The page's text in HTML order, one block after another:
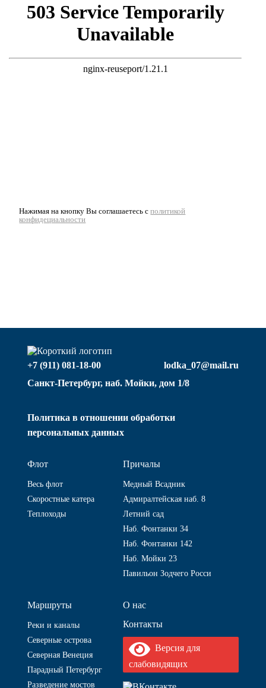
Нажимая на кнопку Вы соглашаетесь сполитикой
конфидециальности
+7 (911) 081-18-00
lodka_07@mail.ru
Санкт-Петербург, наб. Мойки, дом 1/8
Политика в отношении обработки
персональных данных
Флот
Весь флот
Скоростные катера
Теплоходы
Причалы
Медный Всадник
Адмиралтейская наб. 8
Летний сад
Наб. Фонтанки 34
Наб. Фонтанки 142
Наб. Мойки 23
Павильон Зодчего Росси
Маршруты
Реки и каналы
Северные острова
Северная Венеция
Парадный Петербург
Разведение мостов
О нас
Контакты
Версия для
слабовидящих